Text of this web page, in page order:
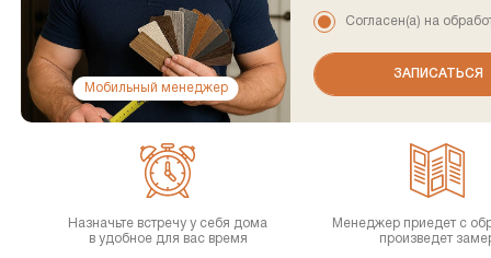
Мобильный менеджер
Согласен(а) на
Назначьте встречу у себя дома
в удобное для вас время
Менеджер приедет с
произведет